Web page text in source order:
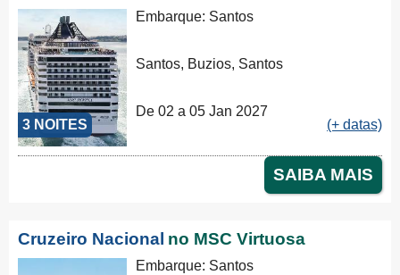
3 NOITES
Embarque: Santos
Santos, Buzios, Santos
De 02 a 05 Jan 2027
(+ datas)
SAIBA MAIS
Cruzeiro Nacional no MSC Virtuosa
Embarque: Santos